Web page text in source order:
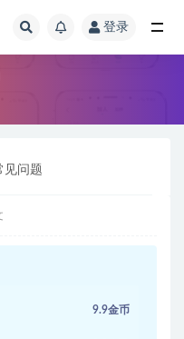
登录
见问题
9.9金币